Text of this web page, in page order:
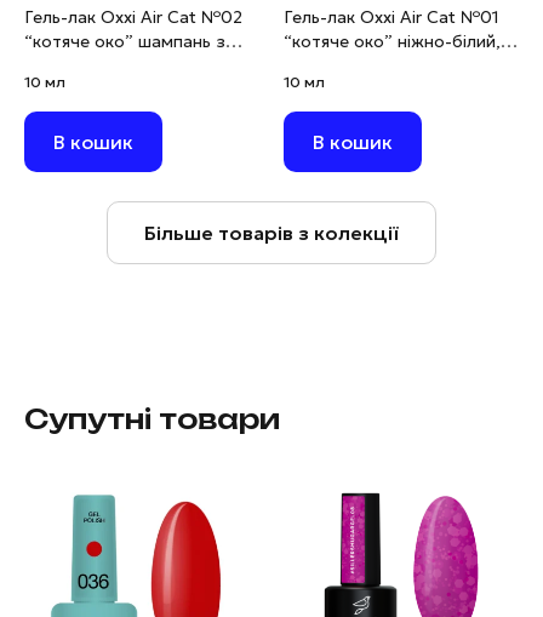
Гель-лак Oxxi Air Cat №02
“котяче око” шампань з
мл
10 мл
В кошик
Гель-лак Oxxi Air Cat №01
“котяче око” ніжно-білий,
10 мл
В кошик
Більше товарів з колекції
Супутні товари